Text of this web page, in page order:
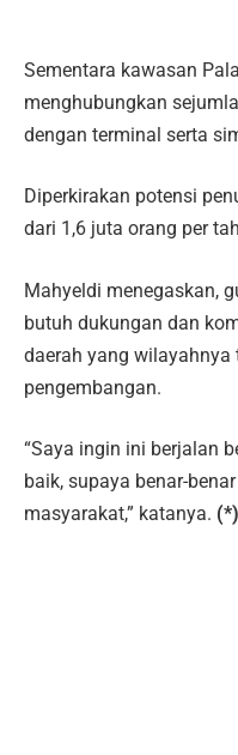
Sementara kawasan
menghubungkan
dengan terminal serta
Diperkirakan potensi
dari 1,6 juta orang per
Mahyeldi menegaskan,
butuh dukungan dan
daerah yang
pengembangan.
“Saya ingin ini berjalan
baik, supaya benar-
masyarakat,” katanya. (*)